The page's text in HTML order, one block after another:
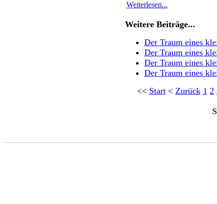
Weiterlesen...
Weitere Beiträge...
Der Traum eines
Der Traum eines
Der Traum eines
Der Traum eines
<< Start< Zurück 1 2